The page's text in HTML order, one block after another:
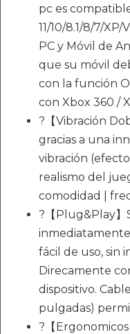
pc es
11/10/8.1/8/7/
PC y Móvil de
que su móvil
con la función
con Xbox 360 /
?【Vibración
gracias a una
vibración
realismo del
comodidad |
?【Plug&Play
fácil de uso, sin
Direcamente
dispositivo.
pulgadas)
?【